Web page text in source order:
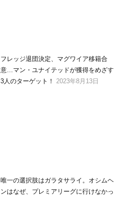
フレッジ退団決定、マグワイア移籍合
意…マン・ユナイテッドが獲得をめざす
3人のターゲット！ 2023年8月13日
唯一の選択肢はガラタサライ。オシムヘ
ンはなぜ、プレミアリーグに行けなかっ